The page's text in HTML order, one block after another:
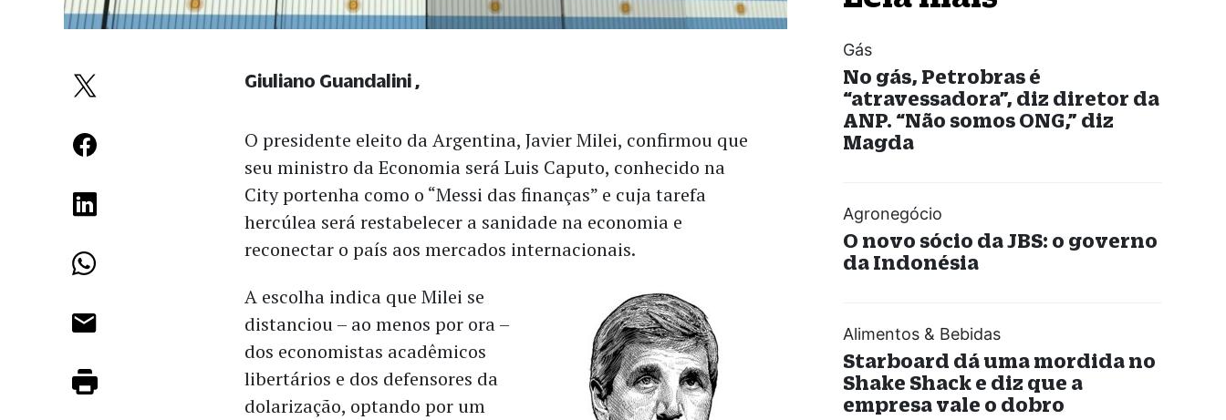
O presidente eleito da Argentina, Javier Milei, confirmou que
seu ministro da Economia será Luis Caputo, conhecido na
City portenha como o “Messi das finanças” e cuja tarefa
hercúlea será restabelecer a sanidade na economia e
reconectar o país aos mercados internacionais.
A escolha indica que Milei se
distanciou – ao menos por ora –
dos economistas acadêmicos
libertários e dos defensores da
dolarização, optando por um
Giuliano Guandalini
Gás
No gás, Petrobras é
“atravessadora”, diz diretor da
ANP. “Não somos ONG,” diz
Magda
Agronegócio
O novo sócio da JBS: o governo
da Indonésia
Alimentos & Bebidas
Starboard dá uma mordida no
Shake Shack e diz que a
empresa vale o dobro